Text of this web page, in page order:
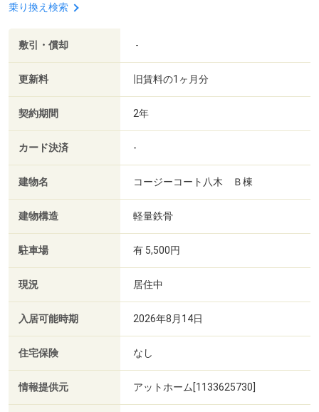
乗り換え検索
敷引・償却 -
更新料 旧賃料の1ヶ月分
契約期間 2年
カード決済 -
建物名 コージーコート八木 Ｂ棟
建物構造 軽量鉄骨
駐車場 有 5,500円
現況 居住中
入居可能時期 2026年8月14日
住宅保険 なし
情報提供元 アットホーム[1133625730]